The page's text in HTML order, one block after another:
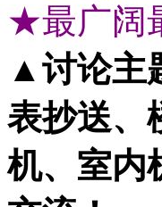
★最广阔
▲讨论主
表抄送、
机、室内